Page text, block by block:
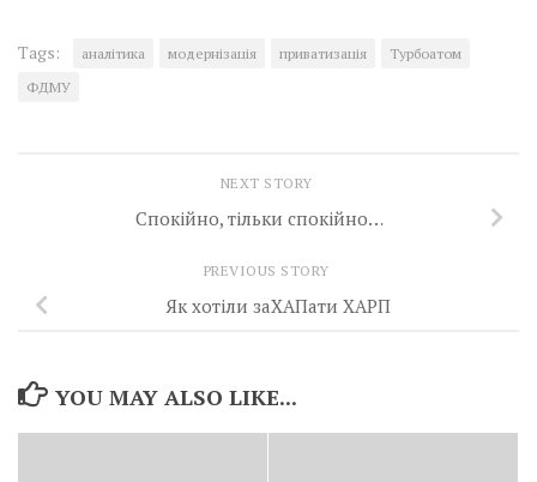
Tags: аналітика модернізація приватизація
Турбоатом
ФДМУ
NEXT STORY
Спокійно, тільки спокійно…
PREVIOUS STORY
Як хотіли заХАПати ХАРП
YOU MAY ALSO LIKE...